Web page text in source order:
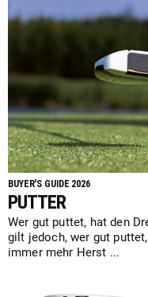
BUYER'S GUIDE 2026
PUTTER
Wer gut puttet, hat den
gilt jedoch, wer gut
immer mehr Herst ...